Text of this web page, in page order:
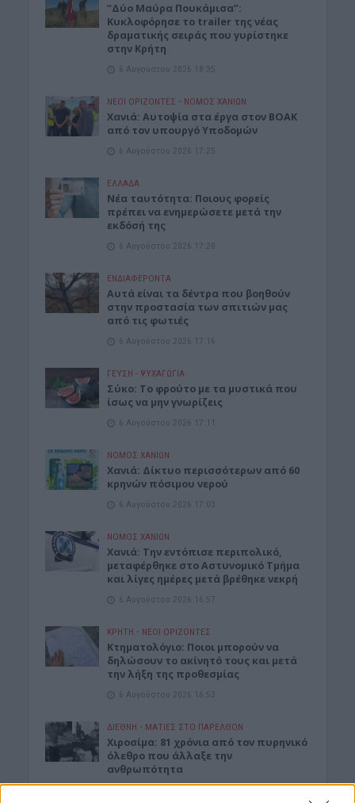
“Δύο Μαύρα Πουκάμισα”:
Κυκλοφόρησε το trailer της νέας
δραματικής σειράς που γυρίστηκε
στην Κρήτη
6 Αυγούστου 2026 18:35
ΝΕΟΙ ΟΡΙΖΟΝΤΕΣ • ΝΟΜΌΣ ΧΑΝΊΩΝ
Χανιά: Αυτοψία στα έργα στον ΒΟΑΚ
από τον υπουργό Υποδομών
6 Αυγούστου 2026 17:25
ΕΛΛΑΔΑ
Νέα ταυτότητα: Ποιους φορείς
πρέπει να ενημερώσετε μετά την
εκδόσή της
6 Αυγούστου 2026 17:20
ΕΝΔΙΑΦΕΡΟΝΤΑ
Αυτά είναι τα δέντρα που βοηθούν
στην προστασία των σπιτιών μας
από τις φωτιές
6 Αυγούστου 2026 17:16
ΓΕΎΣΗ - ΨΥΧΑΓΩΓΊΑ
Σύκο: Το φρούτο με τα μυστικά που
ίσως να μην γνωρίζεις
6 Αυγούστου 2026 17:11
ΝΟΜΌΣ ΧΑΝΊΩΝ
Xανιά: Δίκτυο περισσότερων από 60
κρηνών πόσιμου νερού
6 Αυγούστου 2026 17:03
ΝΟΜΌΣ ΧΑΝΊΩΝ
Χανιά: Την εντόπισε περιπολικό,
μεταφέρθηκε στο Αστυνομικό Τμήμα
και λίγες ημέρες μετά βρέθηκε νεκρή
6 Αυγούστου 2026 16:57
ΚΡΗΤΗ • ΝΕΟΙ ΟΡΙΖΟΝΤΕΣ
Κτηματολόγιο: Ποιοι μπορούν να
δηλώσουν το ακίνητό τους και μετά
την λήξη της προθεσμίας
6 Αυγούστου 2026 16:53
ΔΙΕΘΝΗ • ΜΑΤΙΕΣ ΣΤΟ ΠΑΡΕΛΘΟΝ
Χιροσίμα: 81 χρόνια από τον πυρηνικό
όλεθρο που άλλαξε την
ανθρωπότητα
6 Αυγούστου 2026 09:42